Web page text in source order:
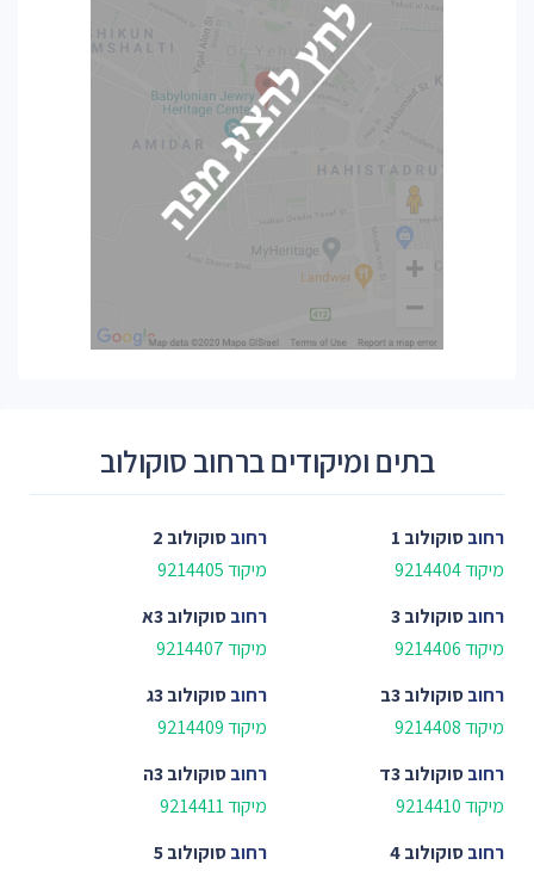
בתים ומיקודים ברחוב סוקולוב
רחובסוקולוב 1
מיקוד 9214404
רחובסוקולוב 2
מיקוד 9214405
רחובסוקולוב 3
מיקוד 9214406
רחובסוקולוב 3א
מיקוד 9214407
רחובסוקולוב 3ב
מיקוד 9214408
רחובסוקולוב 3ג
מיקוד 9214409
רחובסוקולוב 3ד
מיקוד 9214410
רחובסוקולוב 3ה
מיקוד 9214411
רחובסוקולוב 4
רחובסוקולוב 5